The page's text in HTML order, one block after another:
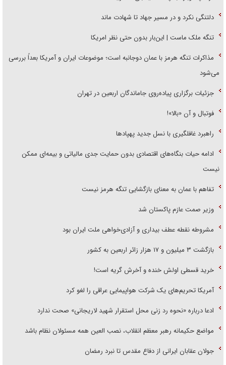
دلتنگی نکرد و در مسیر جهاد تا شهادت ماند
تنگه ملک ماست | این‌بار بدون حتی نظر امریکا
مذاکرات تنگه هرمز با عمان دوجانبه است؛ موضوعات ایران و آمریکا بعداً بررسی
می‌شود
جزئیات برگزاری پیاده‌روی جاماندگان اربعین در تهران
فوتبال و آن «بالا»!
راهبرد غافلگیری با نسل جدید پهپاد‌ها
ادامه حیات بنگاه‌های اقتصادی بدون حمایت جدی مالیاتی و بیمه‌ای ممکن
نیست
تفاهم با عمان به معنای بازگشایی تنگه هرمز نیست
وزیر صمت عازم پاکستان شد
مشروطه نقطه عطف بیداری و آزادی‌خواهی ملت ایران بود
بازگشت ۳ میلیون و ۱۷ هزار زائر اربعین به کشور
خرید قسطی اولش خنده و آخرش گریه است!
آمریکا تحریم‌های یک شرکت هواپیمایی عراقی را لغو کرد
ادعا درباره «نحوه رد زنی محل استقرار شهید لاریجانی» صحت ندارد
مواضع حکیمانه رهبر معظم انقلاب، نصب العین همه مسئولان نظام باشد
جولان عقابان ایرانی از دفاع مقدس تا نبرد رمضان